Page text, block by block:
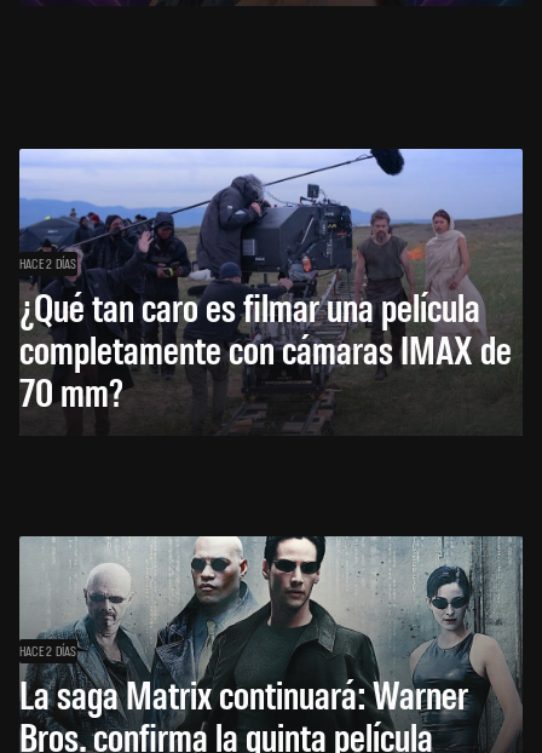
HACE 2 DÍAS
¿Qué tan caro es filmar una película
completamente con cámaras IMAX de
70 mm?
HACE 2 DÍAS
La saga Matrix continuará: Warner
Bros. confirma la quinta película